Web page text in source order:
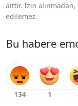
aittir. İzin
edilemez.
Bu habere